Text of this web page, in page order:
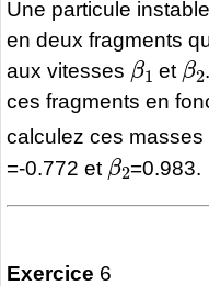
Une particule
en deux fragments
aux vitesses
β1
et
β
ces fragments en
calculez ces masses
=-0.772 et
β 2
=0.983.
Exercice 6